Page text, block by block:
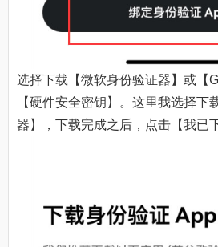
选择下载【微软身份验证器】或【
【硬件安全密钥】。这里我选择下
器】，下载完成之后，点击【我已